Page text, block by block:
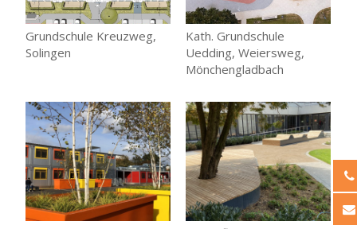
Grundschule Kreuzweg,
Solingen
Kath. Grundschule
Uedding, Weiersweg,
Mönchengladbach